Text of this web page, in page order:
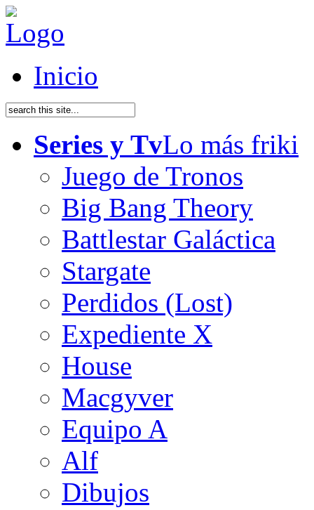
Inicio
Series y TvLo más friki
Juego de Tronos
Big Bang Theory
Battlestar Galáctica
Stargate
Perdidos (Lost)
Expediente X
House
Macgyver
Equipo A
Alf
Dibujos